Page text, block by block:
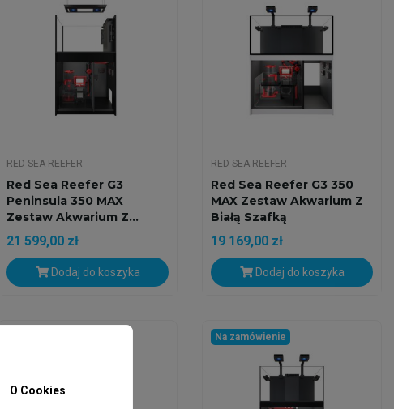
RED SEA REEFER
Red Sea Reefer G3
Peninsula 350 MAX
Zestaw Akwarium Z...
21 599,00 zł
Dodaj do koszyka
RED SEA REEFER
Red Sea Reefer G3 350
MAX Zestaw Akwarium Z
Białą Szafką
19 169,00 zł
Dodaj do koszyka
Na zamówienie
O Cookies